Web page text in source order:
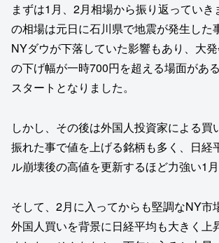
まずは1月、2月相場から振り返っていき
の相場は元日に石川県で地震が発生した
NYダウが下落していた影響もあり、大
の下げ幅が一時700円を超える場面があ
スタートとなりました。
しかし、その後は外国人投資家による買
振れた事で値を上げる銘柄も多く、日経
ル崩壊後の高値を更新するほど力強い1月
そして、2月に入ってからも堅調なNY市
外国人買いを背景に日経平均も大きく上